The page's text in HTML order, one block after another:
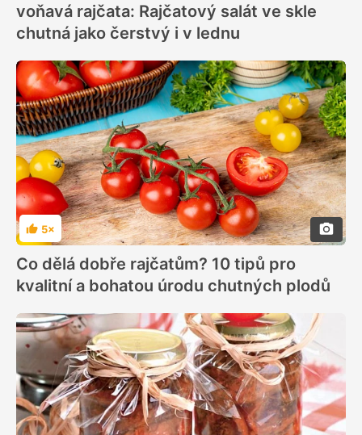
voňavá rajčata: Rajčatový salát ve skle
chutná jako čerstvý i v lednu
Hodnocení
5×
Co dělá dobře rajčatům? 10 tipů pro
kvalitní a bohatou úrodu chutných plodů